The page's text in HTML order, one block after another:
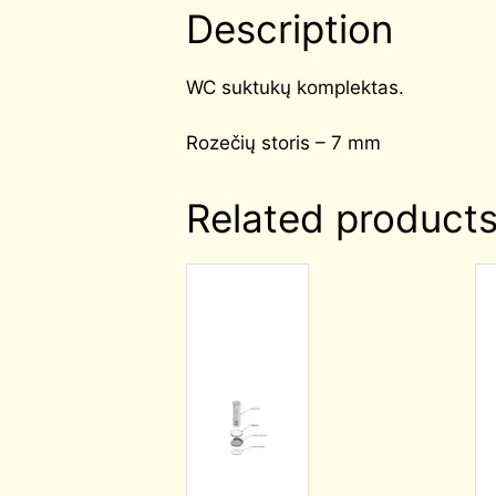
Description
WC suktukų komplektas.
Rozečių storis – 7 mm
Related